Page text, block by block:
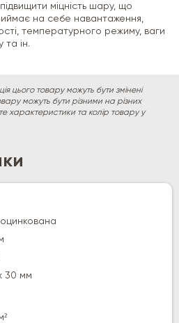
міцність шару, що
на себе навантаження,
температурного режиму, ваги
ін.
цього товару можуть бути змінені
можуть бути різними на різних
характеристики та колір товару у
30 мм